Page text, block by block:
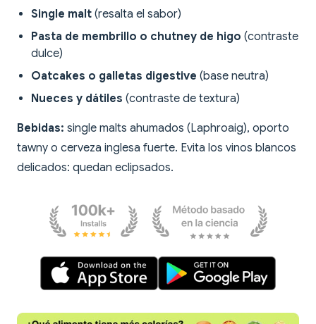
Single malt (resalta el sabor)
Pasta de membrillo o chutney de higo (contraste
dulce)
Oatcakes o galletas digestive (base neutra)
Nueces y dátiles (contraste de textura)
Bebidas: single malts ahumados (Laphroaig), oporto
tawny o cerveza inglesa fuerte. Evita los vinos blancos
delicados: quedan eclipsados.